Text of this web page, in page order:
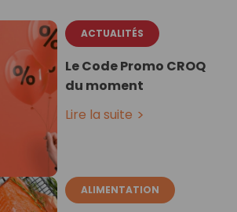
ACTUALITÉS
Le Code Promo CROQ
du moment
Lire la suite
ALIMENTATION